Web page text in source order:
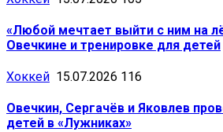
«Любой мечтает выйти с ним на
Овечкине и тренировке для детей
Хоккей 15.07.2026 116
Овечкин, Сергачёв и Яковлев
детей в «Лужниках»